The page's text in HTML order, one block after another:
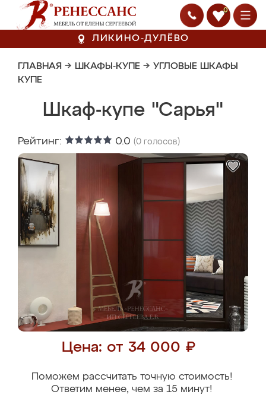
0
ЛИКИНО-ДУЛЁВО
ГЛАВНАЯ → ШКАФЫ-КУПЕ → УГЛОВЫЕ ШКАФЫ
КУПЕ
Шкаф-купе "Сарья"
Рейтинг: 0.0 (0 голосов)
Цена: от 34 000 ₽
Поможем рассчитать точную стоимость!
Ответим менее, чем за 15 минут!